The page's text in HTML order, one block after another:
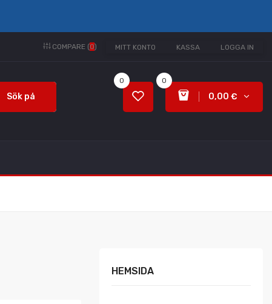
MITT KONTO KASSA LOGGA IN
COMPARE (0)
Sök på
0
0,00 €
0
HEMSIDA